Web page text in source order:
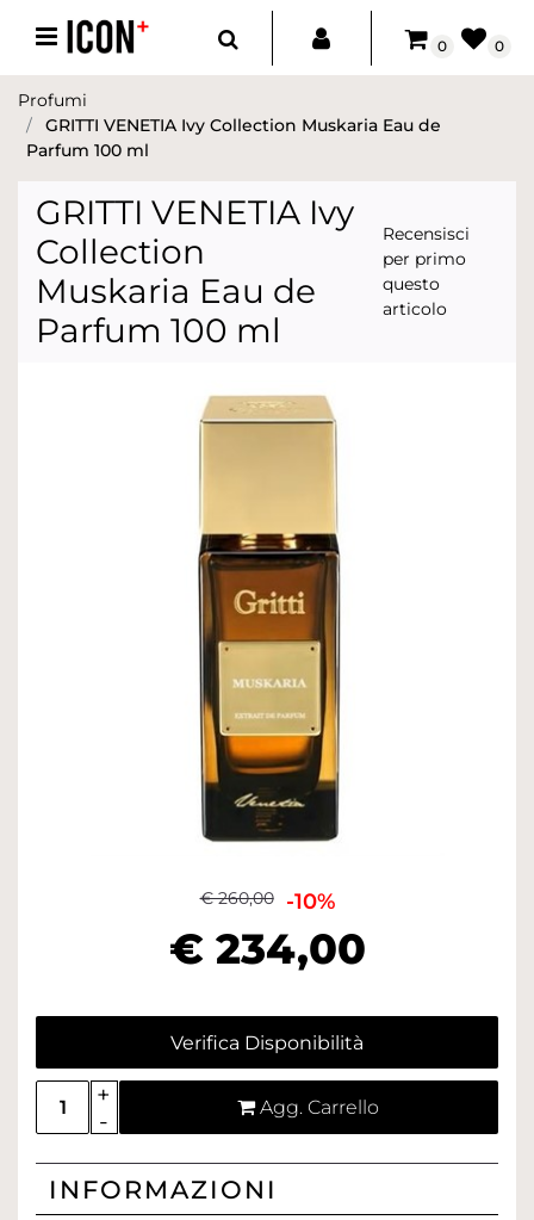
Open menu
0 0
Profumi
GRITTI VENETIA Ivy Collection Muskaria Eau de
Parfum 100 ml
GRITTI VENETIA Ivy
Collection
Muskaria Eau de
Parfum 100 ml
Recensisci
per primo
questo
articolo
€ 260,00 -10%
€ 234,00
Verifica Disponibilità
Quantità
Agg. Carrello
INFORMAZIONI